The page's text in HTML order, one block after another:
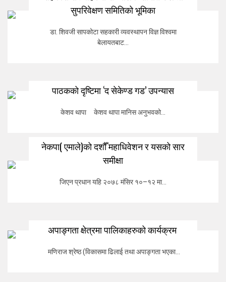
सुपरिवेक्षण समितिको भूमिका
डा. शिवजी सापकोटा सहकारी व्यवस्थापन विज्ञ विश्वमा
बेलायतबाट...
पाठकको दृष्टिमा ‘द सेकेण्ड गड’ उपन्यास
केशव थापा केशव थापा मानिस अनुभवको...
नेकपा( एमाले)को दशौँ महाधिवेशन र यसको सार
समीक्षा
जिएन प्रधान यहि २०७८ मंसिर १०–१२ मा...
अपाङ्गता क्षेत्रमा पालिकाहरुको कार्यक्रम
मणिराज श्रेष्ठ (विकासमा ढिलाई तथा अपाङ्गता भएका...